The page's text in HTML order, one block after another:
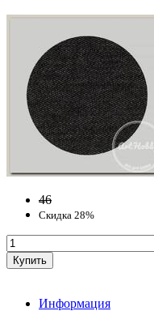
46
Скидка 28%
Информация